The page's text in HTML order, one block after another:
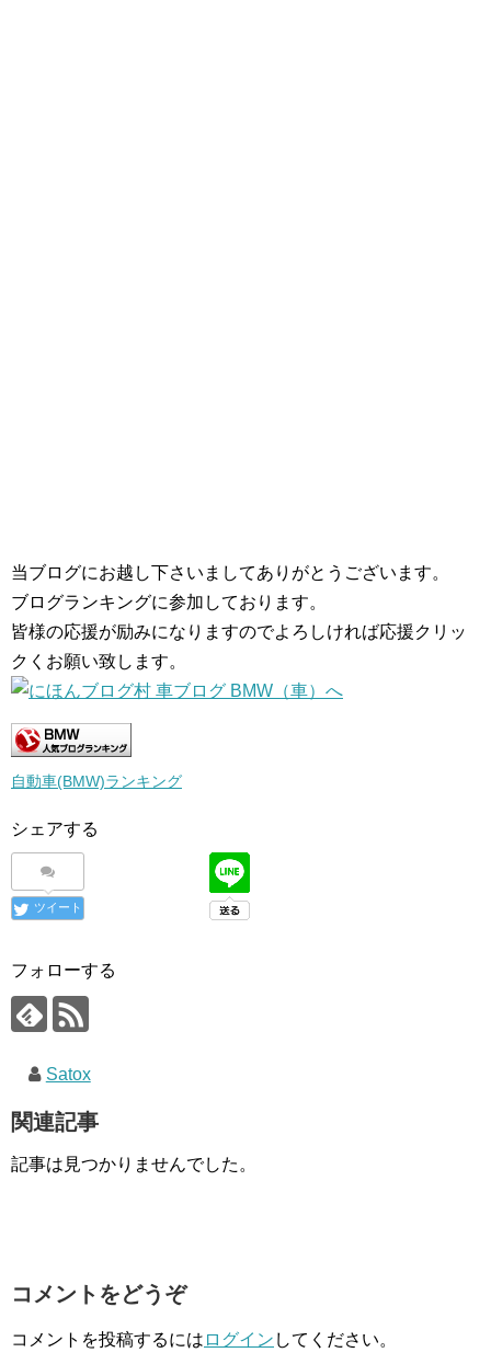
当ブログにお越し下さいましてありがとうございます。
ブログランキングに参加しております。
皆様の応援が励みになりますのでよろしければ応援クリッ
クくお願い致します。
自動車(BMW)ランキング
シェアする
ツイート
フォローする
Satox
関連記事
記事は見つかりませんでした。
コメントをどうぞ
コメントを投稿するには ログイン してください。